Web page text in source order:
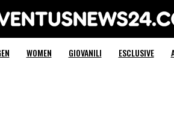
Juventus News 24
WOMEN GIOVANILI ESCLUSIVE